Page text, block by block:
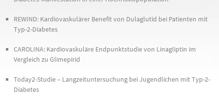
REWIND: Kardiovaskulärer Benefit von Dulaglutid bei Patienten mit
Typ-2-Diabetes
CAROLINA: Kardiovaskuläre Endpunktstudie von Linagliptin im
Vergleich zu Glimepirid
Today2-Studie – Langzeituntersuchung bei Jugendlichen mit Typ-2-
Diabetes